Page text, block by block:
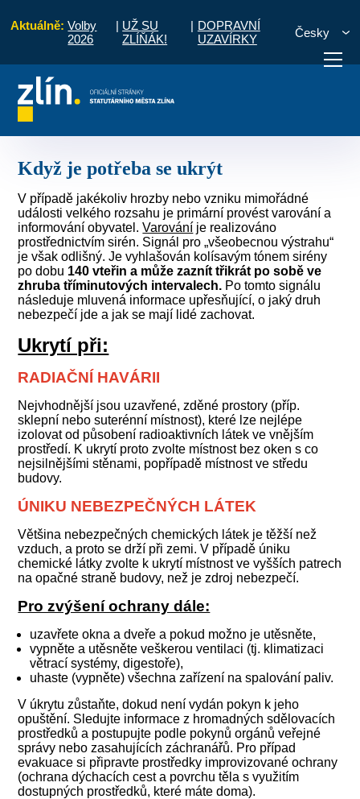
Aktuálně: Volby
2026
| UŽ SU
ZLÍŇÁK!
| DOPRAVNÍ
UZAVÍRKY
Česky
vyřídit Potřebuji zaplatit
Když je potřeba se ukrýt
V případě jakékoliv hrozby nebo vzniku mimořádné
události velkého rozsahu je primární provést varování a
informování obyvatel.Varování je realizováno
prostřednictvím sirén. Signál pro „všeobecnou výstrahu“
je však odlišný. Je vyhlašován kolísavým tónem sirény
po dobu 140 vteřin a může zaznít třikrát po sobě ve
zhruba tříminutových intervalech. Po tomto signálu
následuje mluvená informace upřesňující, o jaký druh
nebezpečí jde a jak se mají lidé zachovat.
Ukrytí při:
RADIAČNÍ HAVÁRII
Nejvhodnější jsou uzavřené, zděné prostory (příp.
sklepní nebo suterénní místnost), které lze nejlépe
izolovat od působení radioaktivních látek ve vnějším
prostředí. K ukrytí proto zvolte místnost bez oken s co
nejsilnějšími stěnami, popřípadě místnost ve středu
budovy.
ÚNIKU NEBEZPEČNÝCH LÁTEK
Většina nebezpečných chemických látek je těžší než
vzduch, a proto se drží při zemi. V případě úniku
chemické látky zvolte k ukrytí místnost ve vyšších patrech
na opačné straně budovy, než je zdroj nebezpečí.
Pro zvýšení ochrany dále:
uzavřete okna a dveře a pokud možno je utěsněte,
vypněte a utěsněte veškerou ventilaci (tj. klimatizaci
větrací systémy, digestoře),
uhaste (vypněte) všechna zařízení na spalování paliv.
V úkrytu zůstaňte, dokud není vydán pokyn k jeho
opuštění. Sledujte informace z hromadných sdělovacích
prostředků a postupujte podle pokynů orgánů veřejné
správy nebo zasahujících záchranářů. Pro případ
evakuace si připravte prostředky improvizované ochrany
(ochrana dýchacích cest a povrchu těla s využitím
dostupných prostředků, které máte doma).